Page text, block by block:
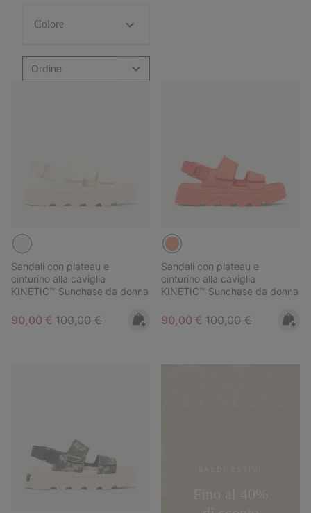
Colore
Ordine
Sandali con plateau e
cinturino alla caviglia
KINETIC™ Sunchase da donna
Sale price:
90,00 € Regular price:
100,00 €
Sandali con plateau e
cinturino alla caviglia
KINETIC™ Sunchase da donna
Sale price:
90,00 € Regular price:
100,00 €